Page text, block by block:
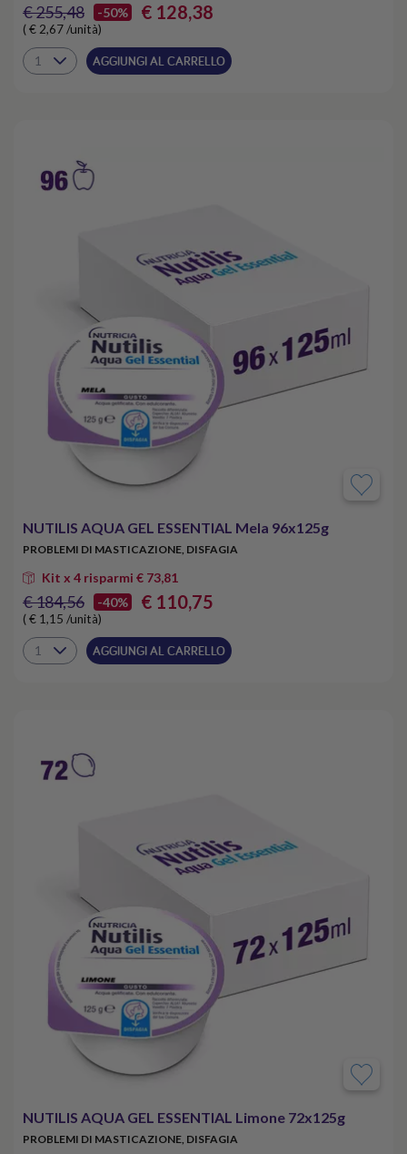
€ 255,48 -50% € 128,38
( € 2,67 /unità)
AGGIUNGI AL CARRELLO
NUTILIS AQUA GEL ESSENTIAL Mela 96x125g
PROBLEMI DI MASTICAZIONE, DISFAGIA
Kit x 4 risparmi € 73,81
€ 184,56 -40% € 110,75
( € 1,15 /unità)
AGGIUNGI AL CARRELLO
NUTILIS AQUA GEL ESSENTIAL Limone 72x125g
PROBLEMI DI MASTICAZIONE, DISFAGIA